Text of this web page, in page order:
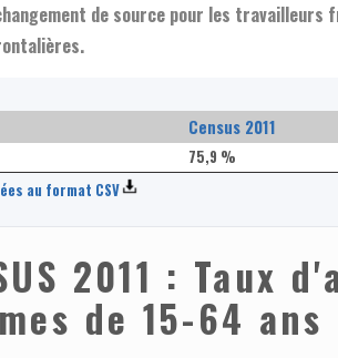
de source pour les
Census 2011
75,9 %
au format CSV
2011 :
de 15-64 ans